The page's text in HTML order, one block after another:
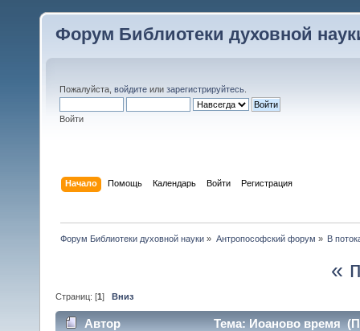
Форум Библиотеки духовной
Пожалуйста, войдите или зарегистрируйтесь
Войти
Начало Помощь Календарь Войти Регистрация
Форум Библиотеки духовной науки » Антропософский форум » В
«
Страниц: [1 ] Вниз
Автор Тема: Иоаново время